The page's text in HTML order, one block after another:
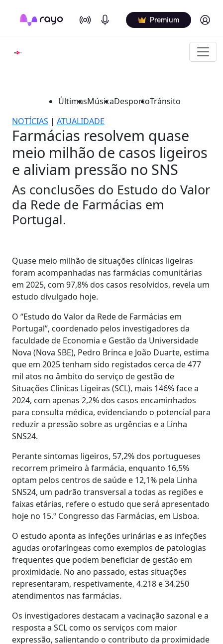
On Air Podcasts Premium Log in
ÚltimasMúsicaDesportoTrânsito
NOTÍCIAS | ATUALIDADE
Farmácias resolvem quase
meio milhão de casos ligeiros
e aliviam pressão no SNS
As conclusões do Estudo do Valor
da Rede de Farmácias em
Portugal.
Quase meio milhão de situações clínicas ligeiras
foram acompanhadas nas farmácias comunitárias
em 2025, com 97,8% dos casos resolvidos, revela um
estudo divulgado hoje.
O “Estudo do Valor da Rede de Farmácias em
Portugal”, coordenado pelos investigadores da
faculdade de Economia e Gestão da Universidade
Nova (Nova SBE), Pedro Brinca e João Duarte, estima
que em 2025 tenham sido registados cerca de 477
mil atos no âmbito do serviço de gestão de
Situações Clínicas Ligeiras (SCL), mais 146% face a
2024, com apenas 2,2% dos casos encaminhados
para consulta médica, evidenciando o potencial para
reduzir a pressão sobre as urgências e a Linha
SNS24.
Perante sintomas ligeiros, 57,2% dos portugueses
recorrem primeiro à farmácia, enquanto 16,5%
optam pelos centros de saúde e 12,1% pela Linha
SNS24, um padrão transversal a todas as regiões e
faixas etárias, refere o estudo que será apresentado
hoje no 15.º Congresso das Farmácias, em Lisboa.
O estudo aponta as infeções urinárias e as infeções
agudas orofaríngeas como exemplos de patologias
frequentes que podem beneficiar de gestão em
proximidade. No ano passado, estas situações
representaram, respetivamente, 4.218 e 34.250
atendimentos nas farmácias.
Os investigadores destacam a vacinação sazonal e a
resposta a SCL como os serviços com maior
expressão, salientando o contributo da proximidade